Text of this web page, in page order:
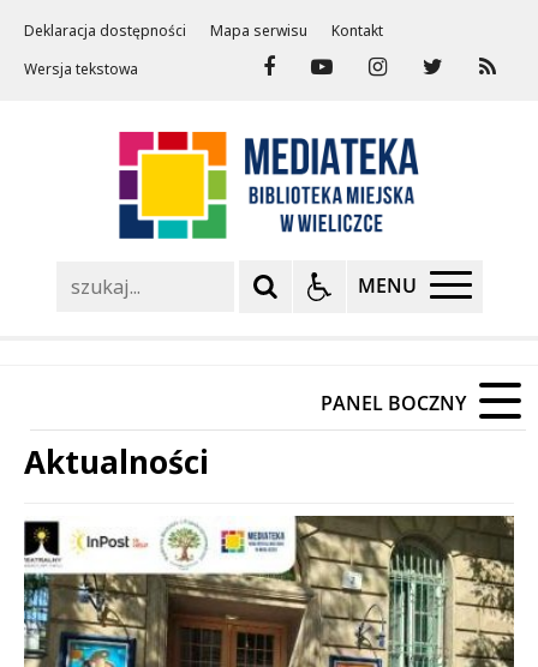
Deklaracja dostępności Mapa serwisu
Kontakt
Wersja tekstowa
MENU
PANEL BOCZNY
Aktualności
Treść